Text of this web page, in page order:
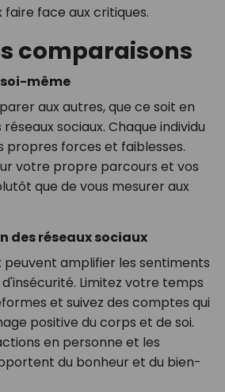
faire face aux critiques.
comparaisons
même
aux autres, que ce soit en
sociaux. Chaque individu
propres forces et faiblesses.
votre propre parcours et vos
que de vous mesurer aux
des réseaux sociaux
peuvent amplifier les sentiments
Limitez votre temps
et suivez des comptes qui
positive du corps et de soi.
en personne et les
du bonheur et du bien-